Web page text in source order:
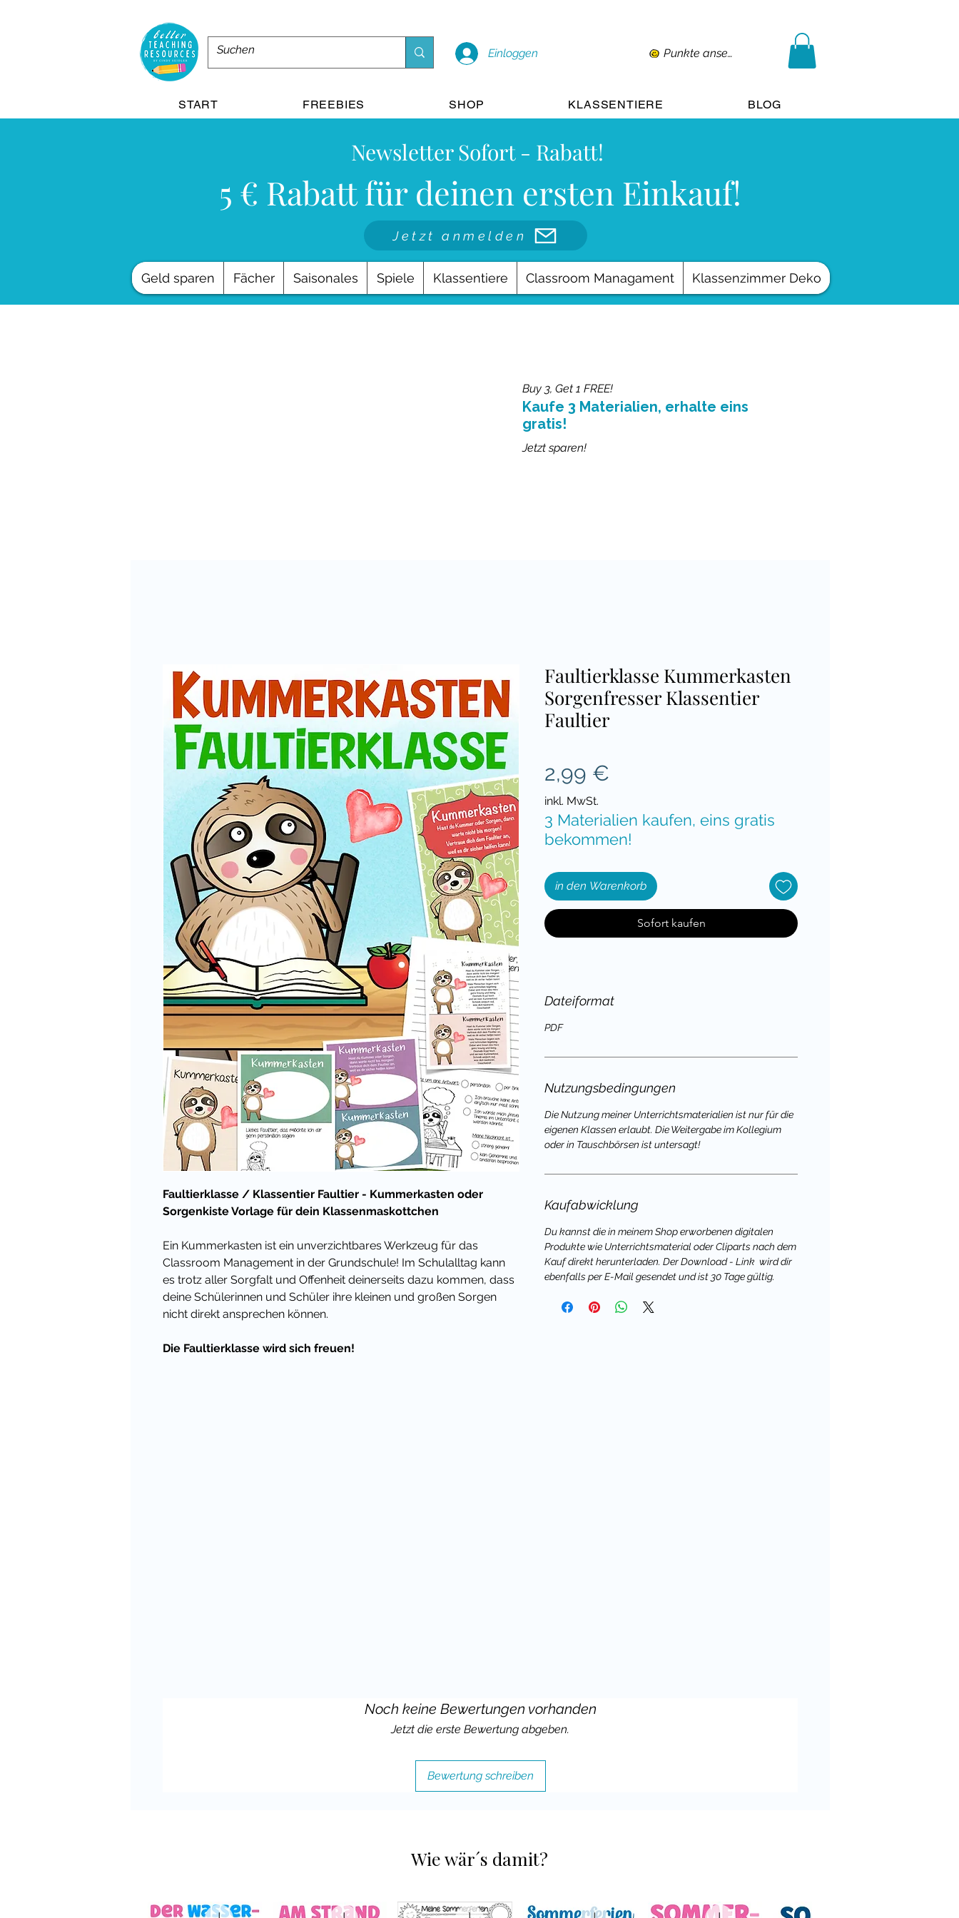
Einloggen Punkte ansehen
START FREEBIES SHOP KLASSENTIERE BLOG
Newsletter Sofort - Rabatt!
5 € Rabatt für deinen ersten Einkauf!
Jetzt anmelden
Geld sparen Fächer Saisonales Spiele Klassentiere Classroom Managament Klassenzimmer Deko
Jetzt sparen!
Kaufe 3 Materialien, erhalte eins
gratis!
Buy 3, Get 1 FREE!
Faultierklasse / Klassentier Faultier - Kummerkasten oder
Sorgenkiste Vorlage für dein Klassenmaskottchen
Ein Kummerkasten ist ein unverzichtbares Werkzeug für das
Classroom Management in der Grundschule! Im Schulalltag kann
es trotz aller Sorgfalt und Offenheit deinerseits dazu kommen, dass
deine Schülerinnen und Schüler ihre kleinen und großen Sorgen
nicht direkt ansprechen können.
Die Faultierklasse wird sich freuen!
fördert gleichzeitig eine positive Verbindung zwischen Klasse und
Lehrkraft. Diese Verbindung zum Klassentier bietet gleichzeitig eine
Das Material bietet eine Vielzahl von Bastelvorlagen in
Schüler aktiv an der Gestaltung beteiligt werden und das Klassentier
Faultierklasse Kummerkasten
Sorgenfresser Klassentier
Faultier
2,99 €
inkl. MwSt.
3 Materialien kaufen, eins gratis
bekommen!
in den Warenkorb
Sofort kaufen
Dateiformat
PDF
Nutzungsbedingungen
Die Nutzung meiner Unterrichtsmaterialien ist nur für die
eigenen Klassen erlaubt. Die Weitergabe im Kollegium
oder in Tauschbörsen ist untersagt!
Kaufabwicklung
Du kannst die in meinem Shop erworbenen digitalen
Produkte wie Unterrichtsmaterial oder Cliparts nach dem
Kauf direkt herunterladen. Der Download - Link wird dir
ebenfalls per E-Mail gesendet und ist 30 Tage gültig.
Noch keine Bewertungen vorhanden
Jetzt die erste Bewertung abgeben.
Bewertung schreiben
Wie wär´s damit?